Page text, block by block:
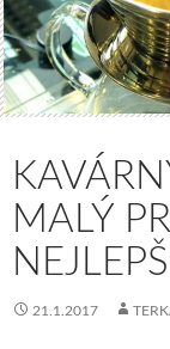
MALÝ
21.1.2017